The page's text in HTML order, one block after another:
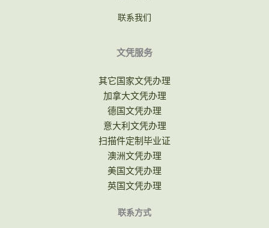
联系我们
文凭服务
其它国家文凭办理
加拿大文凭办理
德国文凭办理
意大利文凭办理
扫描件定制毕业证
澳洲文凭办理
美国文凭办理
英国文凭办理
联系方式